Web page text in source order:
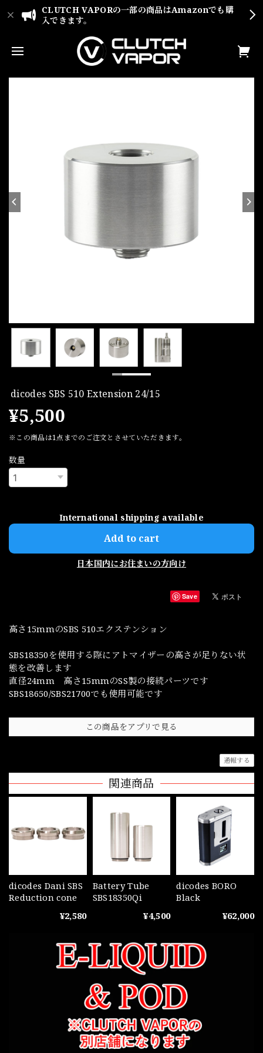
CLUTCH VAPORの一部の商品はAmazonでも購
入できます。
dicodes SBS 510 Extension 24/15
¥5,500
※この商品は1点までのご注文とさせていただきます。
数量
International shipping available
Add to cart
日本国内にお住まいの方向け
Save
高さ15mmのSBS 510エクステンション
SBS18350を使用する際にアトマイザーの高さが足りない状
態を改善します
直径24mm 高さ15mmのSS製の接続パーツです
SBS18650/SBS21700でも使用可能です
この商品をアプリで見る
通報する
関連商品
dicodes Dani SBS
Reduction cone
¥2,580
Battery Tube
SBS18350Qi
¥4,500
dicodes BORO
Black
¥62,000